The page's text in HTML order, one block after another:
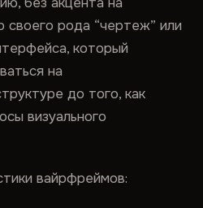
своего рода “чертеж” или
который
на
до того, как
визуального
вайрфреймов: